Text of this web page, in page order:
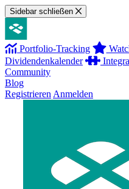
Sidebar schließen
Portfolio-Tracking
Dividendenkalender
Community
Blog
Registrieren Anmelden